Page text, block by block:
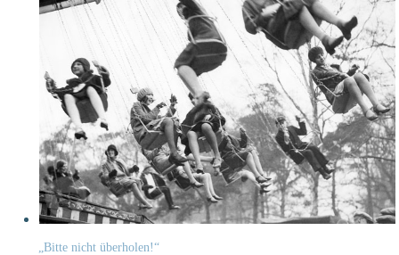
„Bitte nicht überholen!“